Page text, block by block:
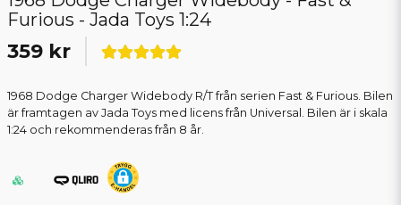
Furious - Jada Toys 1:24
359 kr
1968 Dodge Charger Widebody R/T från serien Fast & Furious. Bilen
är framtagen av Jada Toys med licens från Universal. Bilen är i skala
1:24 och rekommenderas från 8 år.